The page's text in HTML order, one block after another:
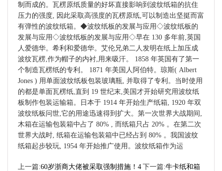
制而成的。瓦楞原纸质量的好坏直接影响到波纹纸箱的抗住
压力的强度, 因此采取高强度的瓦楞原纸,可以制造出坚挺而富
有弹性的波纹纸箱。◆波纹纸板的发展与应用◇波纹纸板的
发展与应用◇波纹纸板的发展与应用◇早在 130 多年前,英国
人爱德华。希利和爱德华。艾伦兄弟二人发明在纸上加压成
波纹瓦楞,作为帽子的内衬,用来吸汗。 1858 年英国有了第一
个制造瓦楞纸的专利。 1871 年美国人阿伯特。琼斯( Albert
Jones ) 用单面波纹纸板包装玻璃瓶, 并取得了专利。当时使用
的都是单面瓦楞纸,直到 19 世纪末,美国才开始研究用波纹纸
板制作包装运输箱。日本于 1914 年开始生产纸箱, 1920 年双
波纹纸板问世,它的用途迅速得到扩大。第一次世界大战期间,
木箱在运输包装箱中占了 80% , 而纸箱只占 20% 。在第二次
世界大战时, 纸箱在运输包装箱中已经占到 80% 。我国波纹
纸箱起步较玩, 1954 年开始推广使用。波纹纸箱作为运
上一篇:60岁浙商大佬被采取强制措施！4 下一篇:牛卡纸和箱